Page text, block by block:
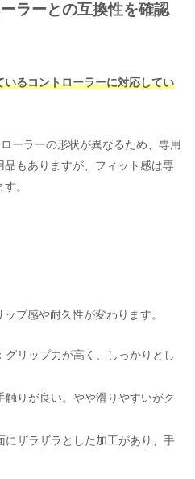
ラーとの互換性を確認
るコントローラーに対応してい
ーラーの形状が異なるため、専用
もありますが、フィット感は専
。
プ感や耐久性が変わります。
グリップ力が高く、しっかりとし
触りが良い。やや滑りやすいがク
にザラザラとした加工があり、手